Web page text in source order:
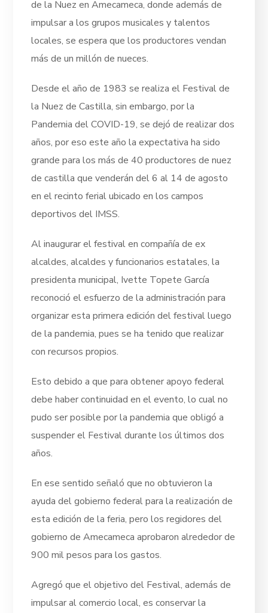
de la Nuez en Amecameca, donde además de
impulsar a los grupos musicales y talentos
locales, se espera que los productores vendan
más de un millón de nueces.
Desde el año de 1983 se realiza el Festival de
la Nuez de Castilla, sin embargo, por la
Pandemia del COVID-19, se dejó de realizar dos
años, por eso este año la expectativa ha sido
grande para los más de 40 productores de nuez
de castilla que venderán del 6 al 14 de agosto
en el recinto ferial ubicado en los campos
deportivos del IMSS.
Al inaugurar el festival en compañía de ex
alcaldes, alcaldes y funcionarios estatales, la
presidenta municipal, Ivette Topete García
reconoció el esfuerzo de la administración para
organizar esta primera edición del festival luego
de la pandemia, pues se ha tenido que realizar
con recursos propios.
Esto debido a que para obtener apoyo federal
debe haber continuidad en el evento, lo cual no
pudo ser posible por la pandemia que obligó a
suspender el Festival durante los últimos dos
años.
En ese sentido señaló que no obtuvieron la
ayuda del gobierno federal para la realización de
esta edición de la feria, pero los regidores del
gobierno de Amecameca aprobaron alrededor de
900 mil pesos para los gastos.
Agregó que el objetivo del Festival, además de
impulsar al comercio local, es conservar la